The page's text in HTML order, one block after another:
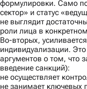
формулировки. Само
сектор» и статус
не выглядит
роли лица в
Во-вторых,
индивидуализации.
аргументов о том, что
введение санкций):
не осуществляет
не занимает ключевых